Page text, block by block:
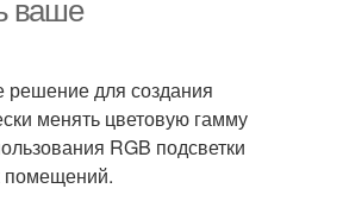
ваше
решение для создания
менять цветовую гамму
RGB подсветки
помещений.